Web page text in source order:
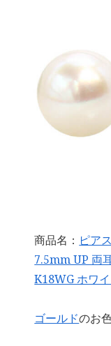
商品名： ピア
7.5mm UP 両
K18WG ホワ
ゴールドのお